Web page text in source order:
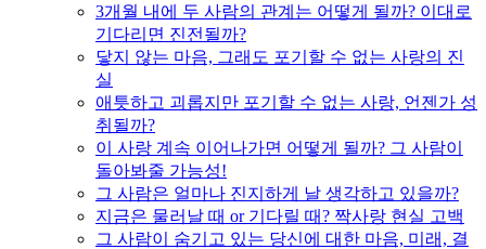
3개월 내에 두 사람의 관계는 어떻게 될까? 이대로
기다리면 진전될까?
닿지 않는 마음, 그래도 포기할 수 없는 사랑의 진
실
애틋하고 괴롭지만 포기할 수 없는 사랑, 언젠가 성
취될까?
이 사랑 계속 이어나가면 어떻게 될까? 그 사람이
돌아봐줄 가능성!
그 사람은 얼마나 진지하게 날 생각하고 있을까?
지금은 물러날 때 or 기다릴 때? 짝사랑 현실 고백
그 사람이 숨기고 있는 당신에 대한 마음, 미래, 결